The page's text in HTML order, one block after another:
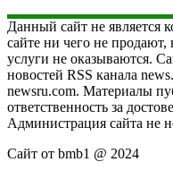
Данный сайт не является
сайте ни чего не
услуги не оказываются.
новостей RSS канала
newsru.com. Материалы
ответственность за
Администрация сайта не
Сайт от bmb1 @ 2024